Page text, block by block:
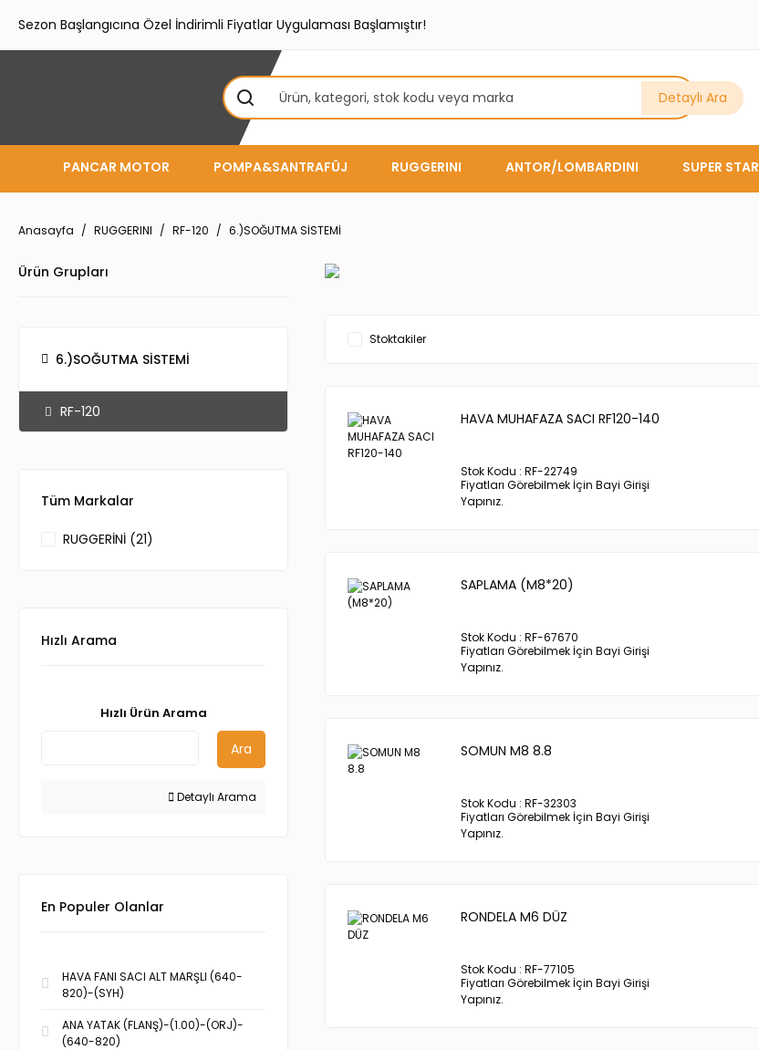
Sezon Başlangıcına Özel İndirimli Fiyatlar Uygulaması Başlamıştır!
Detaylı Ara
PANCAR MOTOR POMPA&SANTRAFÜJ RUGGERINI ANTOR/LOMBARDINI SUPER STAR
Anasayfa RUGGERINI RF-120 6.)SOĞUTMA SİSTEMİ
Ürün Grupları
6.)SOĞUTMA SİSTEMİ
RF-120
Tüm Markalar
RUGGERİNİ (21)
Hızlı Arama
Hızlı Ürün Arama
Ara
Detaylı Arama
En Populer Olanlar
HAVA FANI SACI ALT MARŞLI (640-
820)-(SYH)
ANA YATAK (FLANŞ)-(1.00)-(ORJ)-
(640-820)
Stoktakiler
HAVA MUHAFAZA SACI RF120-140
Stok Kodu : RF-22749
Fiyatları Görebilmek İçin Bayi Girişi
Yapınız.
SAPLAMA (M8*20)
Stok Kodu : RF-67670
Fiyatları Görebilmek İçin Bayi Girişi
Yapınız.
SOMUN M8 8.8
Stok Kodu : RF-32303
Fiyatları Görebilmek İçin Bayi Girişi
Yapınız.
RONDELA M6 DÜZ
Stok Kodu : RF-77105
Fiyatları Görebilmek İçin Bayi Girişi
Yapınız.